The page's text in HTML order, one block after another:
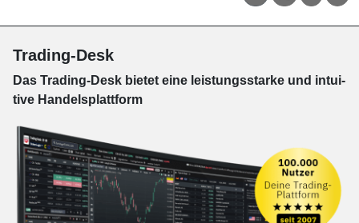
Trading-Desk
Das Trading-Desk bie­tet eine leis­tungs­star­ke und in­tui­
tive Han­dels­platt­form